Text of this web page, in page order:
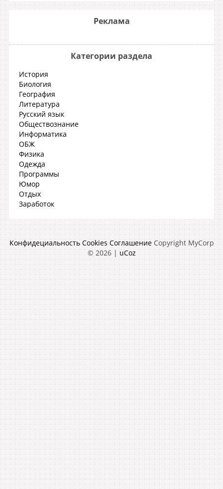
Реклама
Категории раздела
История
Биология
География
Литература
Русский язык
Обществознание
Информатика
ОБЖ
Физика
Одежда
Программы
Юмор
Отдых
Заработок
Конфидециальность Cookies Соглашение Copyright MyCorp
© 2026| uCoz